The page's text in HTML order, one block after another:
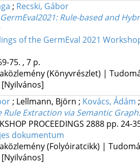
; Recski, Gábor
Rule-based and
of the GermEval 2021
75. , 7 p.
(Könyvrészlet) |
[Nyilvános]
; Lellmann, Björn ; Kovács, Ádám
Rule Extraction via Semantic
PROCEEDINGS 2888 pp. 24-
dokumentum
(Folyóiratcikk) |
[Nyilvános]